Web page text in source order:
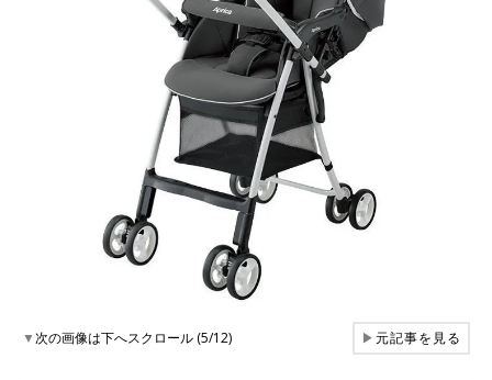
▼次の画像は下へスクロール (5/12) ▶元記事を見る